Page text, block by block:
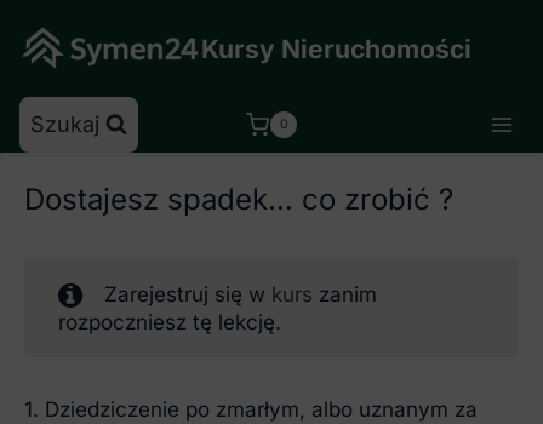
content
Kursy Nieruchomości
Szukaj 0
Dostajesz spadek… co zrobić ?
Zarejestruj się w kurs zanim
rozpoczniesz tę lekcję.
1. Dziedziczenie po zmarłym, albo uznanym za